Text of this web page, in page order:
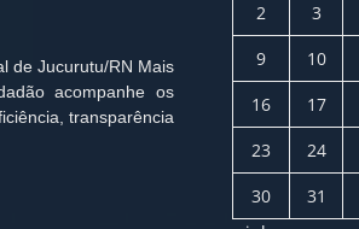
de Jucurutu/RN Mais
acompanhe os
transparência
2
3
9
10
16
17
23
24
30
31